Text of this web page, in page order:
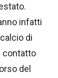
infatti
di
contatto
del